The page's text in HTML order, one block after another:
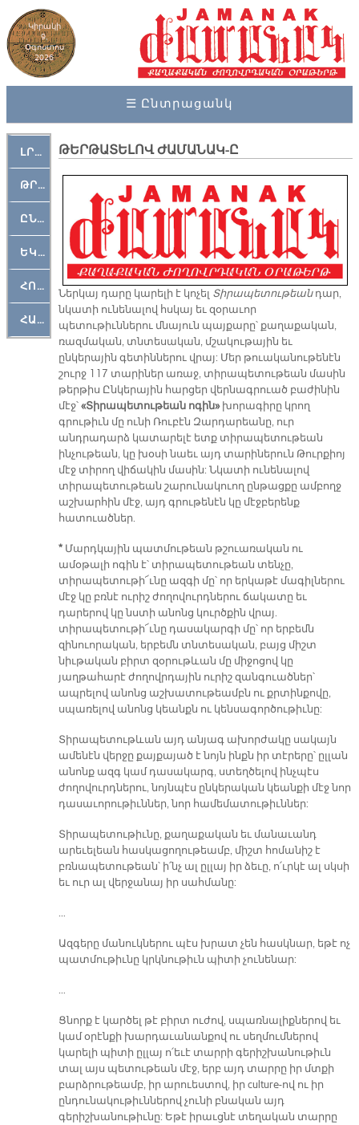
Կիրակի
9,
Օգոստոս
2026
☰ Ընտրացանկ
ԼՐԱՀՈՍ
ԹՐՔԱՀԱՅ ԿԵԱՆՔ
ԸՆԿԵՐԱՄՇԱԿՈՒԹԱՅԻՆ
ԵԿԵՂԵՑԱԿԱՆ
ՀՈԳԵՄՏԱՒՈՐ
ՀԱՐԹԱԿ
ԹԵՐԹԱՏԵԼՈՎ ԺԱՄԱՆԱԿ-Ը
Ներկայ դարը կարելի է կոչել Տիրապետութեանդար,
նկատի ունենալով հսկայ եւ զօրաւոր
պետութիւններու մնայուն պայքարը՝ քաղաքական,
ռազմական, տնտեսական, մշակութային եւ
ընկերային գետիններու վրայ: Մեր թուականութենէն
շուրջ 117 տարիներ առաջ, տիրապետութեան մասին
թերթիս Ընկերային հարցեր վերնագրուած բաժինին
մէջ՝«Տիրապետութեան ոգին»խորագիրը կրող
գրութիւն մը ունի Ռուբէն Զարդարեանը, ուր
անդրադարձ կատարելէ ետք տիրապետութեան
ինչութեան, կը խօսի նաեւ այդ տարիներուն Թուրքիոյ
մէջ տիրող վիճակին մասին: Նկատի ունենալով
տիրապետութեան շարունակուող ընթացքը ամբողջ
աշխարհին մէջ, այդ գրութենէն կը մէջբերենք
հատուածներ.
*Մարդկային պատմութեան թշուառական ու
ամօթալի ոգին է՝ տիրապետութեան տենչը,
տիրապետութի՜ւնը ազգի մը՝ որ երկաթէ մագիլներու
մէջ կը բռնէ ուրիշ ժողովուրդներու ճակատը եւ
դարերով կը նստի անոնց կուրծքին վրայ.
տիրապետութի՜ւնը դասակարգի մը՝ որ երբեմն
զինուորական, երբեմն տնտեսական, բայց միշտ
նիւթական բիրտ զօրութևան մը միջոցով կը
յաղթահարէ ժողովրդային ուրիշ զանգուածներ՝
ապրելով անոնց աշխատութեամբն ու քրտինքովը,
սպառելով անոնց կեանքն ու կենսագործութիւնը:
Տիրապետութևան այդ անյագ ախորժակը սակայն
ամենէն վերջը քայքայած է նոյն ինքն իր տէրերը՝ ըլլան
անոնք ազգ կամ դասակարգ, ստեղծելով ինչպէս
ժողովուրդներու, նոյնպէս ընկերական կեանքի մէջ նոր
դասաւորութիւններ, նոր համեմատութիւններ:
Տիրապետութիւնը, քաղաքական եւ մանաւանդ
արեւելեան հասկացողութեամբ, միշտ հոմանիշ է
բռնապետութեան՝ ի՛նչ ալ ըլլայ իր ձեւը, ո՛ւրկէ ալ սկսի
եւ ուր ալ վերջանայ իր սահմանը:
…
Ազգերը մանուկներու պէս խրատ չեն հասկնար, եթէ ոչ
պատմութիւնը կրկնութիւն պիտի չունենար:
…
Ցնորք է կարծել թէ բիրտ ուժով, սպառնալիքներով եւ
կամ օրէնքի խարդաւանանքով ու սեղմումներով
կարելի պիտի ըլլայ ո՛եւէ տարրի գերիշխանութիւն
տալ այս պետութեան մէջ, երբ այդ տարրը իր մտքի
բարձրութեամբ, իր արուեստով, իր culture-ով ու իր
ընդունակութիւններով չունի բնական այդ
գերիշխանութիւնը: Եթէ իրաւցնէ տեղական տարրը